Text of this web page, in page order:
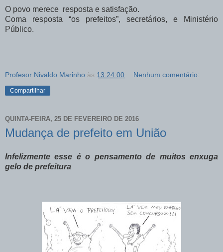
O povo merece resposta e satisfação.
Coma resposta “os prefeitos”, secretários, e Ministério
Público.
Profesor Nivaldo Marinho às 13:24:00 Nenhum comentário:
Compartilhar
QUINTA-FEIRA, 25 DE FEVEREIRO DE 2016
Mudança de prefeito em União
Infelizmente esse é o pensamento de muitos enxuga
gelo de prefeitura